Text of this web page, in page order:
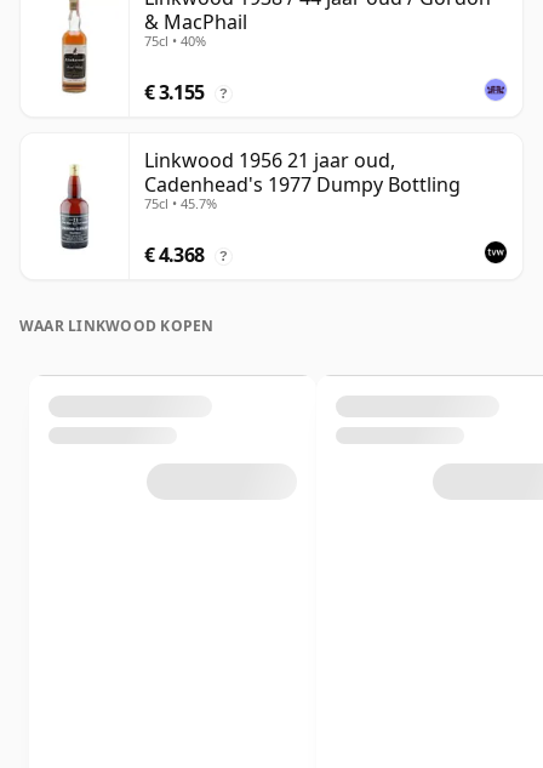
& MacPhail
75cl • 40%
€ 3.155 ?
Linkwood 1956 21 jaar oud,
Cadenhead's 1977 Dumpy Bottling
75cl • 45.7%
€ 4.368 ?
WAAR LINKWOOD KOPEN